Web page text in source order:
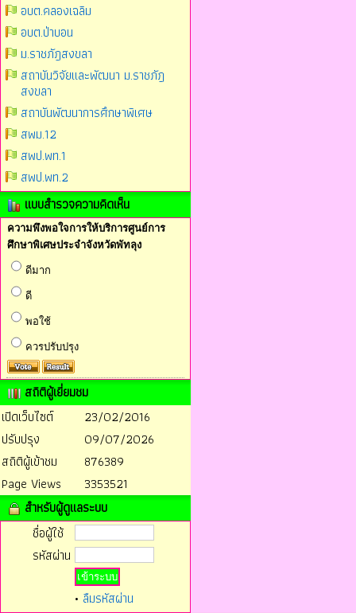
อบต.คลองเฉลิม
อบต.ป่าบอน
ม.ราชภัฎสงขลา
สถาบันวิจัยและพัฒนา ม.ราชภัฎ
สงขลา
สถาบันพัฒนาการศึกษาพิเศษ
สพม.12
สพป.พท.1
สพป.พท.2
แบบสำรวจความคิดเห็น
ความพึงพอใจการให้บริการศูนย์การ
ศึกษาพิเศษประจำจังหวัดพัทลุง
ดีมาก
ดี
พอใช้
ควรปรับปรุง
สถิติผู้เยี่ยมชม
เปิดเว็บไซต์
23/02/2016
ปรับปรุง
09/07/2026
สถิติผู้เข้าชม
876389
Page Views
3353521
สำหรับผู้ดูแลระบบ
ชื่อผู้ใช้
รหัสผ่าน
• ลืมรหัสผ่าน